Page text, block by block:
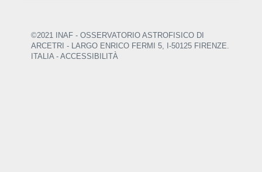
©2021 INAF - OSSERVATORIO ASTROFISICO DI
ARCETRI - LARGO ENRICO FERMI 5, I-50125 FIRENZE.
ITALIA - ACCESSIBILITÀ